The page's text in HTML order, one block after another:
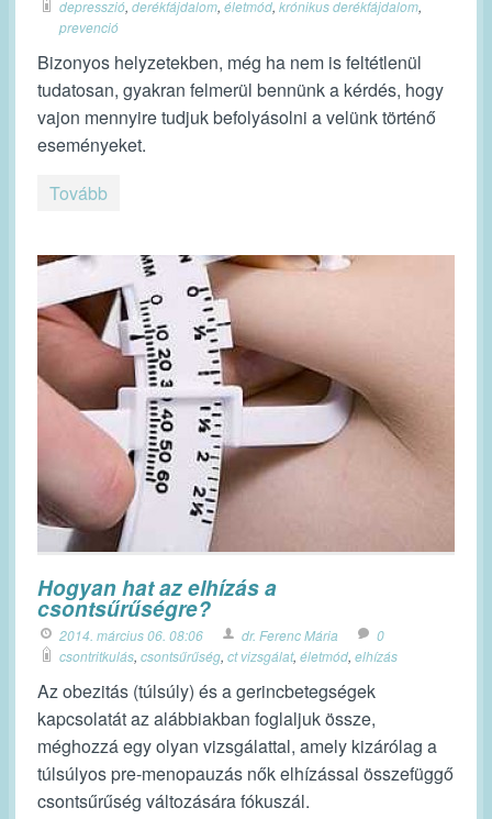
depresszió, derékfájdalom, életmód, krónikus derékfájdalom,
prevenció
Bizonyos helyzetekben, még ha nem is feltétlenül
tudatosan, gyakran felmerül bennünk a kérdés, hogy
vajon mennyire tudjuk befolyásolni a velünk történő
eseményeket.
Tovább
Hogyan hat az elhízás a
csontsűrűségre?
2014. március 06. 08:06 dr. Ferenc Mária
0
csontritkulás, csontsűrűség, ct vizsgálat, életmód, elhízás
Az obezitás (túlsúly) és a gerincbetegségek
kapcsolatát az alábbiakban foglaljuk össze,
méghozzá egy olyan vizsgálattal, amely kizárólag a
túlsúlyos pre-menopauzás nők elhízással összefüggő
csontsűrűség változására fókuszál.